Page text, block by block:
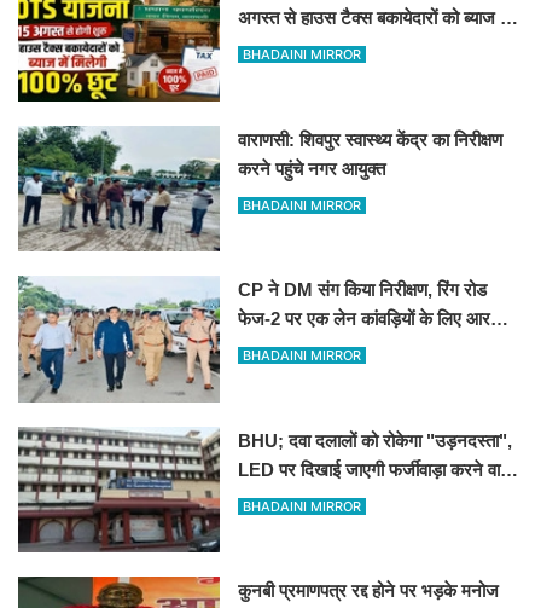
अगस्त से हाउस टैक्स बकायेदारों को ब्याज में
मिलेगी 100% छूट
BHADAINI MIRROR
वाराणसी: शिवपुर स्वास्थ्य केंद्र का निरीक्षण
करने पहुंचे नगर आयुक्त
BHADAINI MIRROR
CP ने DM संग किया निरीक्षण, रिंग रोड
फेज-2 पर एक लेन कांवड़ियों के लिए आरक्षित
रखने के निर्देश
BHADAINI MIRROR
BHU; दवा दलालों को रोकेगा "उड़नदस्ता",
LED पर दिखाई जाएगी फर्जीवाड़ा करने वालों
की तस्वीर
BHADAINI MIRROR
कुनबी प्रमाणपत्र रद्द होने पर भड़के मनोज